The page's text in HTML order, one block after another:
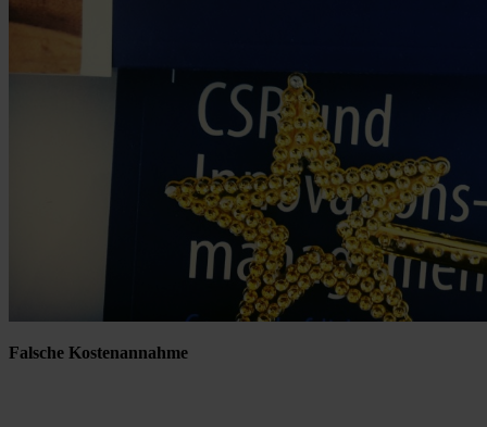
Falsche Kostenannahme